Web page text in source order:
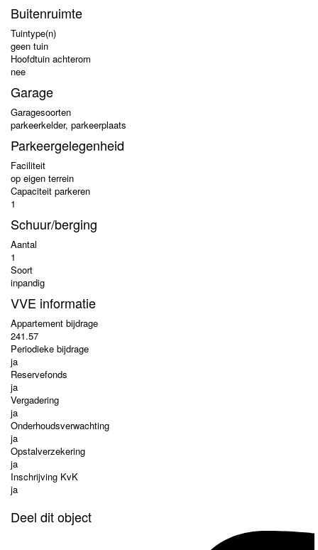
Buitenruimte
Tuintype(n)
geen tuin
Hoofdtuin achterom
nee
Garage
Garagesoorten
parkeerkelder, parkeerplaats
Parkeergelegenheid
Faciliteit
op eigen terrein
Capaciteit parkeren
1
Schuur/berging
Aantal
1
Soort
inpandig
VVE informatie
Appartement bijdrage
241.57
Periodieke bijdrage
ja
Reservefonds
ja
Vergadering
ja
Onderhoudsverwachting
ja
Opstalverzekering
ja
Inschrijving KvK
ja
Deel dit object